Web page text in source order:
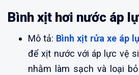
Bình xịt hơi nước áp
Mô tả: Bình xịt rửa xe áp
để xịt nước với áp lực vệ
nhằm làm sạch và loại